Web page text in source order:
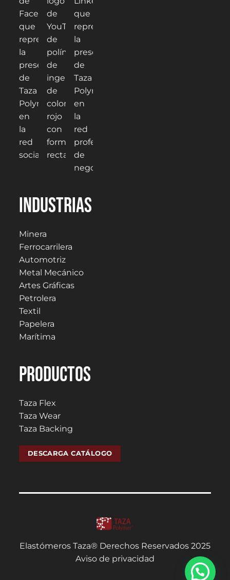
Industrias
Minera
Ferrocarrilera
Automotriz
Metal Mecánico
Artes Gráficas
Petrolera
Textil
Papelera
Marítima
PRODUCTOS
Taza Flex
Taza Wear
Taza Backing
DESCARGA CATÁLOGO
Elastómeros Taza® Derechos Reservados 2025
Aviso de privacidad